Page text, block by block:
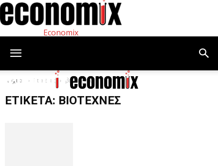
Economix
Αρχική Ετικέτες βιοτέχνες
ΕΤΙΚΈΤΑ: ΒΙΟΤΈΧΝΕΣ